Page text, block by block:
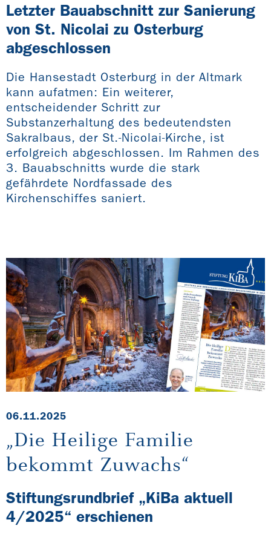
Letzter Bauabschnitt zur Sanierung
von St. Nicolai zu Osterburg
abgeschlossen
Die Hansestadt Osterburg in der Altmark
kann aufatmen: Ein weiterer,
entscheidender Schritt zur
Substanzerhaltung des bedeutendsten
Sakralbaus, der St.-Nicolai-Kirche, ist
erfolgreich abgeschlossen. Im Rahmen des
3. Bauabschnitts wurde die stark
gefährdete Nordfassade des
Kirchenschiffes saniert.
06.11.2025
„Die Heilige Familie
bekommt Zuwachs“
Stiftungsrundbrief „KiBa aktuell
4/2025“ erschienen